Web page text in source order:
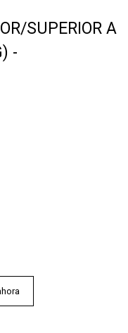
SUPERIOR A
-